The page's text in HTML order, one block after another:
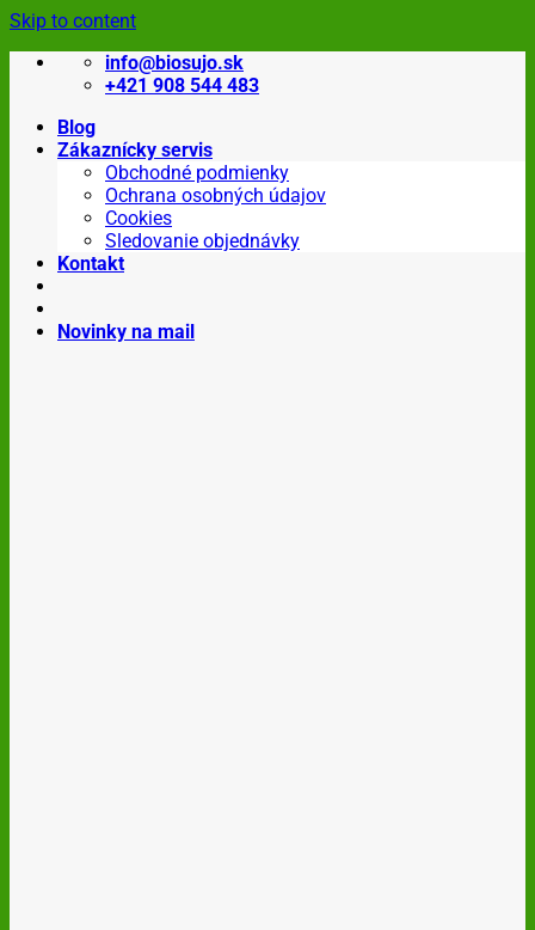
Skip to content
info@biosujo.sk
+421 908 544 483
Blog
Zákaznícky servis
Obchodné podmienky
Ochrana osobných údajov
Cookies
Sledovanie objednávky
Kontakt
Novinky na mail